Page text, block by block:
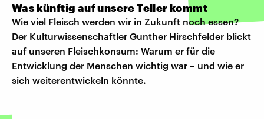
Was künftig auf unsere Teller kommt
Wie viel Fleisch werden wir in Zukunft noch essen?
Der Kulturwissenschaftler Gunther Hirschfelder blickt
auf unseren Fleischkonsum: Warum er für die
Entwicklung der Menschen wichtig war – und wie er
sich weiterentwickeln könnte.